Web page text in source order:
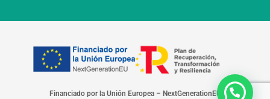
Financiado por la Unión Europea – NextGenerationEU​